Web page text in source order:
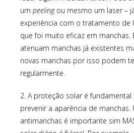
um peelingou mesmo um laser –
experiência com o tratamento de
que foi muito eficaz em manchas.
atenuam manchas já existentes
novas manchas por isso podem
regularmente.
2. A proteção solar é
prevenir a aparência de manchas.
antimanchas é importante sim